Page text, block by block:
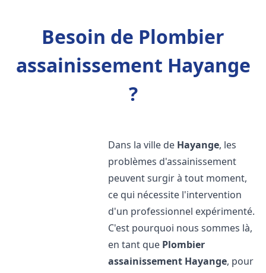
Besoin de Plombier
assainissement Hayange
?
Dans la ville de Hayange, les
problèmes d'assainissement
peuvent surgir à tout moment,
ce qui nécessite l'intervention
d'un professionnel expérimenté.
C'est pourquoi nous sommes là,
en tant que Plombier
assainissement Hayange, pour